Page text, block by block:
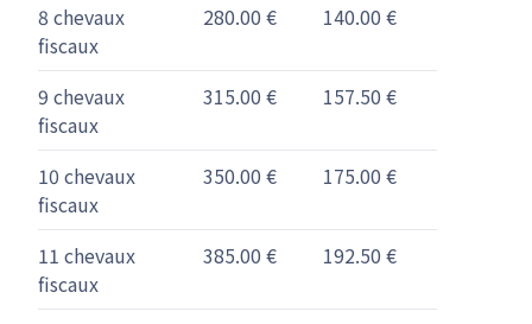
8 chevaux
fiscaux
280.00 € 140.00 €
9 chevaux
fiscaux
315.00 € 157.50 €
10 chevaux
fiscaux
350.00 € 175.00 €
11 chevaux
fiscaux
385.00 € 192.50 €